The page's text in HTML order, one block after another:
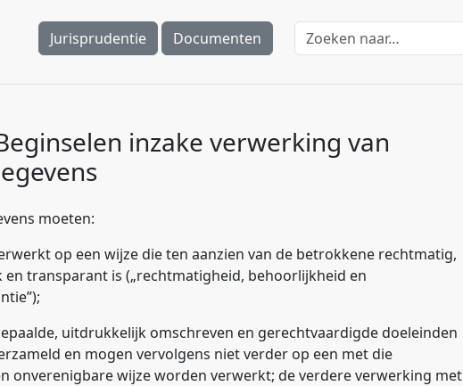
Jurisprudentie Documenten
inzake verwerking van
moeten:
op een wijze die ten aanzien van de betrokkene rechtmatig,
transparant is („rechtmatigheid, behoorlijkheid en
”);
uitdrukkelijk omschreven en gerechtvaardigde doeleinden
en mogen vervolgens niet verder op een met die
onverenigbare wijze worden verwerkt; de verdere verwerking met